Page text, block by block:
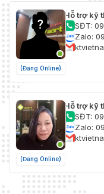
(Đang Online)
Hỗ trợ kỹ
SĐT:
Zalo:
(Đang Online)
Hỗ trợ kỹ
SĐT:
Zalo: